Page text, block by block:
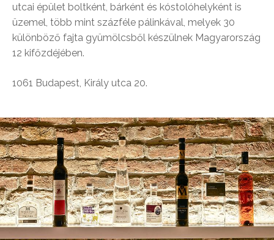
utcai épület boltként, bárként és kóstolóhelyként is
üzemel, több mint százféle pálinkával, melyek 30
különböző fajta gyümölcsből készülnek Magyarország
12 kifőzdéjében.
1061 Budapest, Király utca 20.